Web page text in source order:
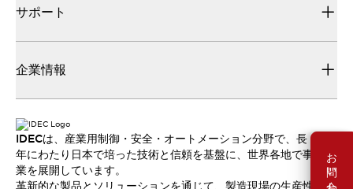
お問い合わせ
サポート
企業情報
IDECは、産業用制御・安全・オートメーション分野で、長
年にわたり日本で培った技術と信頼を基盤に、世界各地で事
業を展開しています。
革新的な製品とソリューションを通じて、製造現場の生産性